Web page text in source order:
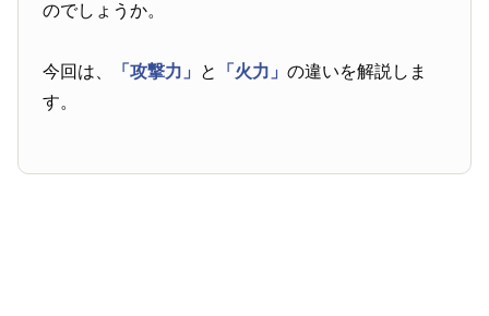
のでしょうか。
今回は、 「攻撃力」 と 「火力」の違いを解説しま
す。